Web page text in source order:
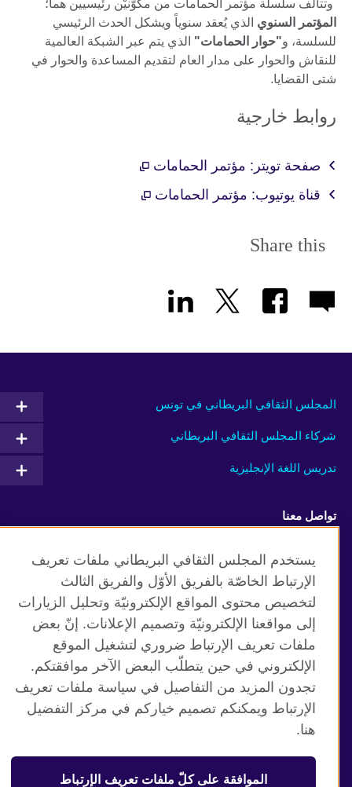
وتتألف سلسلة مؤتمر الحمامات من مكوّنيْن رئيسيين هما؛
المؤتمر السنوي الذي يُعقد سنوياً ويشكل الحدث الرئيسي
للسلسة، و"حوار الحمامات" الذي يتم عبر الشبكة العالمية
للنقاش والحوار على مدار العام لتقديم المساعدة والحوار في
شتى القضايا.
روابط خارجية
صفحة تويتر: مؤتمر الحمامات
قناة يوتيوب: مؤتمر الحمامات
Share this
المجلس الثقافي البريطاني في تونس
شركاء المجلس الثقافي البريطاني
تدريس اللغة الإنجليزية
تواصل معنا
Facebook Twitter
TikTok
موقع المجلس الثقافي البريطاني العالمي
الخصوصية وشروط الاستخدام
ملفات تعريف الإرتباط
خريطة الموقع
يستخدم المجلس الثقافي البريطاني ملفات تعريف
الإرتباط الخاصّة بالفريق الأوّل والفريق الثالث
لتخصيص محتوى المواقع الإلكترونيّة وتحليل الزيارات
إلى مواقعنا الإلكترونيّة وتصميم الإعلانات. إنّ بعض
ملفات تعريف الإرتباط ضروري لتشغيل الموقع
الإلكتروني في حين يتطلّب البعض الآخر موافقتكم.
تجدون المزيد من التفاصيل في سياسة ملفات تعريف
الإرتباط ويمكنكم تصميم خياركم في مركز التفضيل
هنا.
الموافقة على كلّ ملفات تعريف الإرتباط